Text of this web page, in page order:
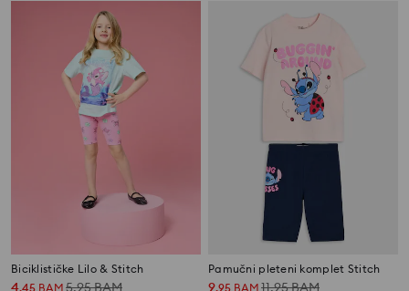
Biciklističke Lilo & Stitch
4,45 BAM 5,95BAM
Pamučni pleteni komplet Stitch
9,95 BAM 11,95BAM